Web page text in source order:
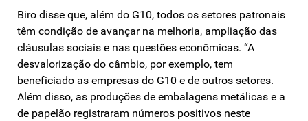
Biro disse que, além do G10, todos os setores patronais
têm condição de avançar na melhoria, ampliação das
cláusulas sociais e nas questões econômicas. “A
desvalorização do câmbio, por exemplo, tem
beneficiado as empresas do G10 e de outros setores.
Além disso, as produções de embalagens metálicas e a
de papelão registraram números positivos neste